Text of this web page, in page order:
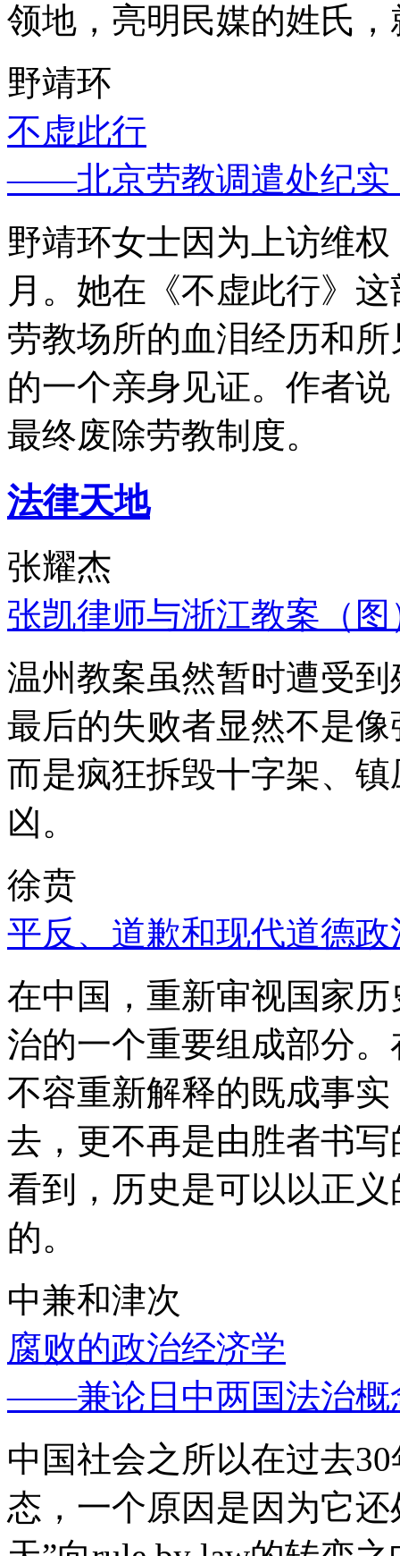
领地，亮明民媒的姓氏
野靖环
不虚此行
——北京劳教调遣处纪实
野靖环女士因为上访维
月。她在《不虚此行》
劳教场所的血泪经历和
的一个亲身见证。作者
最终废除劳教制度。
法律天地
张耀杰
张凯律师与浙江教案（图
温州教案虽然暂时遭受
最后的失败者显然不是
而是疯狂拆毁十字架、
凶。
徐贲
平反、道歉和现代道德政
在中国，重新审视国家
治的一个重要组成部分
不容重新解释的既成事
去，更不再是由胜者书
看到，历史是可以以正
的。
中兼和津次
腐败的政治经济学
——兼论日中两国法治概
中国社会之所以在过去
态，一个原因是因为它